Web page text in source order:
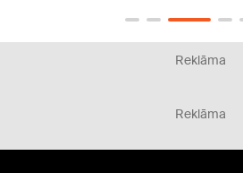
Reklāma
Reklāma